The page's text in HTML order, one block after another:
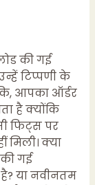
की गई
टिप्पणी के
आपका ऑर्डर
है क्योंकि
फिट्स पर
मिली। क्या
गई
या नवीनतम